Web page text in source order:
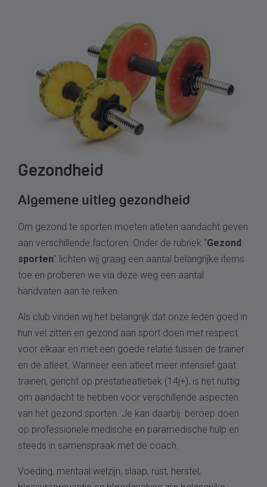
Gezondheid
Algemene uitleg gezondheid
Om gezond te sporten moeten atleten aandacht geven
aan verschillende factoren. Onder de rubriek “Gezond
sporten” lichten wij graag een aantal belangrijke items
toe en proberen we via deze weg een aantal
handvaten aan te reiken.
Als club vinden wij het belangrijk dat onze leden goed in
hun vel zitten en gezond aan sport doen met respect
voor elkaar en met een goede relatie tussen de trainer
en de atleet. Wanneer een atleet meer intensief gaat
trainen, gericht op prestatieatletiek (14j+), is het nuttig
om aandacht te hebben voor verschillende aspecten
van het gezond sporten. Je kan daarbij beroep doen
op professionele medische en paramedische hulp en
steeds in samenspraak met de coach.
Voeding, mentaal welzijn, slaap, rust, herstel,